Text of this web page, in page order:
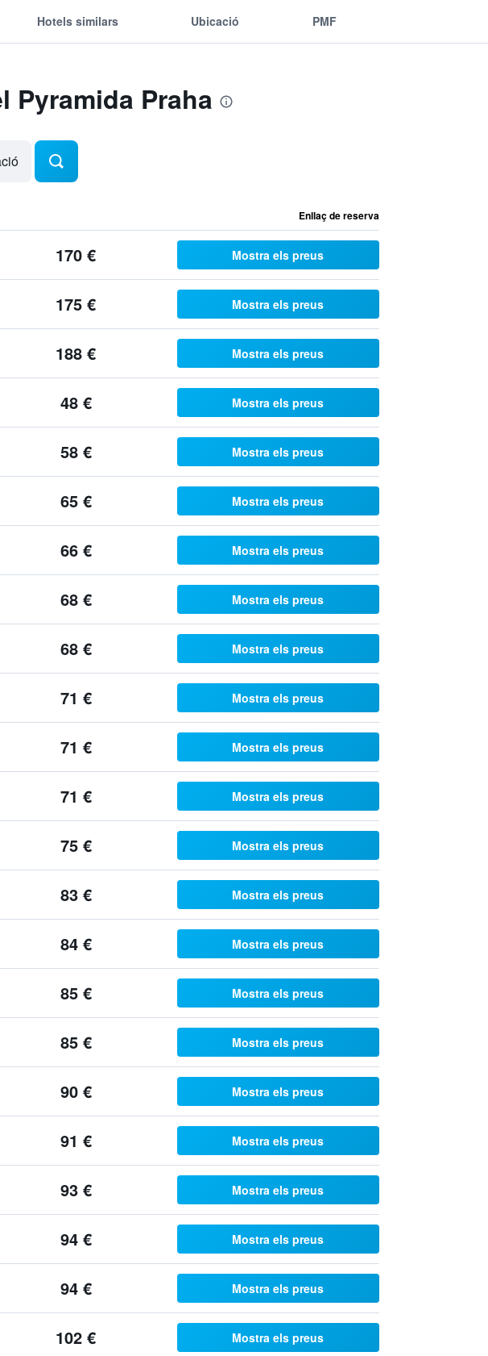
Hotels similars Ubicació PMF
Pyramida Praha
Enllaç de reserva
170 € Mostra els preus
175 € Mostra els preus
188 € Mostra els preus
48 € Mostra els preus
58 € Mostra els preus
65 € Mostra els preus
66 € Mostra els preus
68 € Mostra els preus
68 € Mostra els preus
71 € Mostra els preus
71 € Mostra els preus
71 € Mostra els preus
75 € Mostra els preus
83 € Mostra els preus
84 € Mostra els preus
85 € Mostra els preus
85 € Mostra els preus
90 € Mostra els preus
91 € Mostra els preus
93 € Mostra els preus
94 € Mostra els preus
94 € Mostra els preus
102 € Mostra els preus